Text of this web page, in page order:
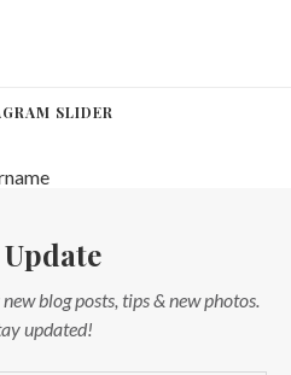
SLIDER
blog posts, tips & new photos.
updated!